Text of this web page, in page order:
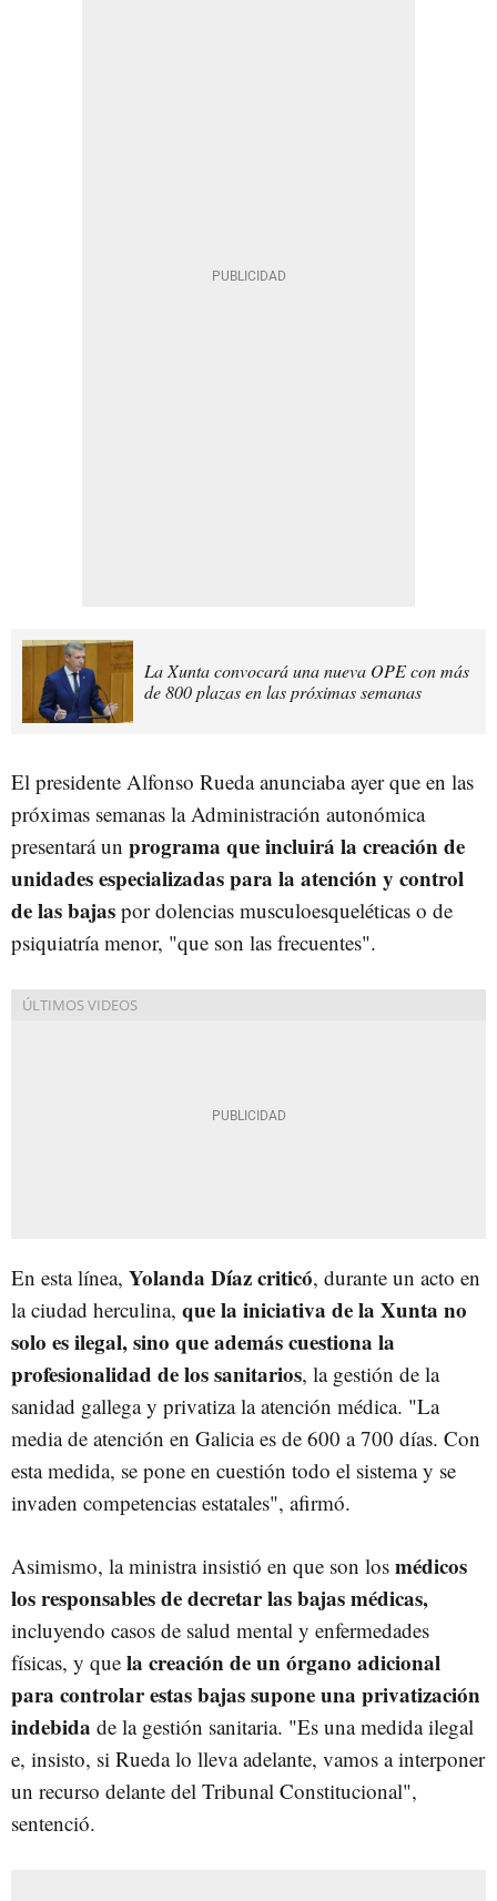
La Xunta convocará una nueva OPE con más
de 800 plazas en las próximas semanas
El presidente Alfonso Rueda anunciaba ayer que en las
próximas semanas la Administración autonómica
presentará un programa que incluirá la creación de
unidades especializadas para la atención y control
de las bajas por dolencias musculoesqueléticas o de
psiquiatría menor, "que son las frecuentes".
En esta línea, Yolanda Díaz criticó, durante un acto en
la ciudad herculina, que la iniciativa de la Xunta no
solo es ilegal, sino que además cuestiona la
profesionalidad de los sanitarios, la gestión de la
sanidad gallega y privatiza la atención médica. "La
media de atención en Galicia es de 600 a 700 días. Con
esta medida, se pone en cuestión todo el sistema y se
invaden competencias estatales", afirmó.
Asimismo, la ministra insistió en que son los médicos
los responsables de decretar las bajas médicas,
incluyendo casos de salud mental y enfermedades
físicas, y que la creación de un órgano adicional
para controlar estas bajas supone una privatización
indebida de la gestión sanitaria. "Es una medida ilegal
e, insisto, si Ruedalo lleva adelante, vamos a interponer
un recurso delante del Tribunal Constitucional",
sentenció.